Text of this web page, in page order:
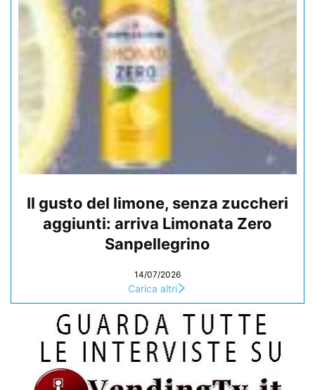
Il gusto del limone, senza zuccheri
aggiunti: arriva Limonata Zero
Sanpellegrino
14/07/2026
Carica altri